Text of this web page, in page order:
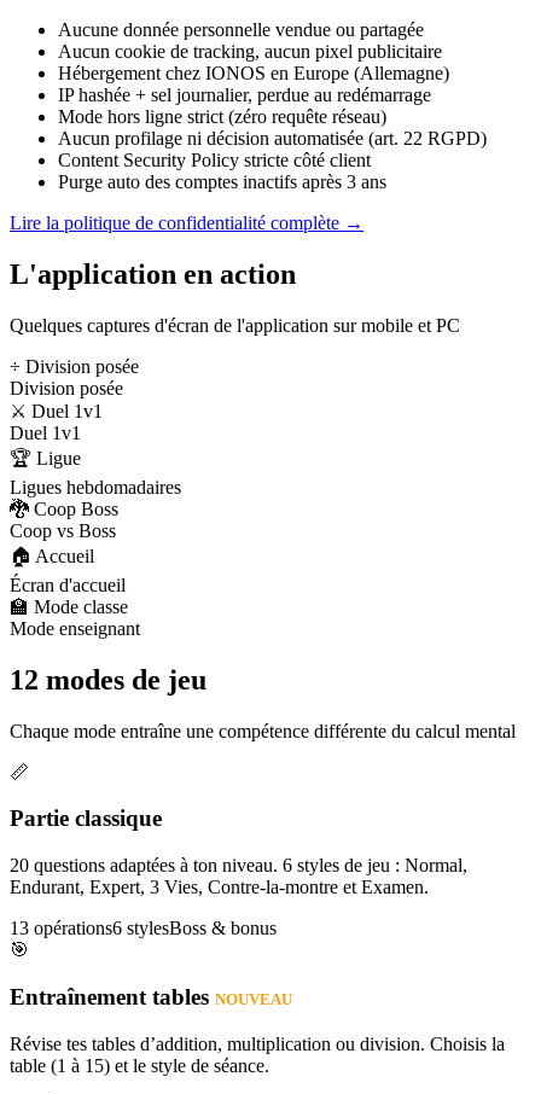
Aucune donnée personnelle vendue ou partagée
Aucun cookie de tracking, aucun pixel publicitaire
Hébergement chez IONOS en Europe (Allemagne)
IP hashée + sel journalier, perdue au redémarrage
Mode hors ligne strict (zéro requête réseau)
Aucun profilage ni décision automatisée (art. 22 RGPD)
Content Security Policy stricte côté client
Purge auto des comptes inactifs après 3 ans
Lire la politique de confidentialité complète →
L'application en action
Quelques captures d'écran de l'application sur mobile et PC
÷ Division posée
Division posée
⚔️ Duel 1v1
Duel 1v1
🏆 Ligue
Ligues hebdomadaires
🐉 Coop Boss
Coop vs Boss
🏠 Accueil
Écran d'accueil
🏫 Mode classe
Mode enseignant
12 modes de jeu
Chaque mode entraîne une compétence différente du calcul mental
📏
Partie classique
20 questions adaptées à ton niveau. 6 styles de jeu : Normal,
Endurant, Expert, 3 Vies, Contre-la-montre et Examen.
13 opérations6 stylesBoss & bonus
🎯
Entraînement tables NOUVEAU
Révise tes tables d’addition, multiplication ou division. Choisis la
table (1 à 15) et le style de séance.